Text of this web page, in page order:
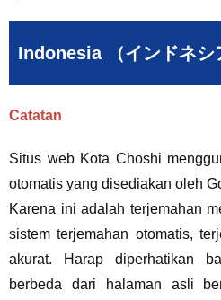
Indonesia （インドネシ
Catatan
Situs web Kota Choshi
otomatis yang disediakan oleh
Karena ini adalah terjemahan
sistem terjemahan otomatis,
akurat. Harap diperhatikan
berbeda dari halaman asli